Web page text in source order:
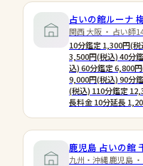
占いの館ルーナ
関西 大阪 ・ 占い師
10分鑑定 1,300円(
3,500円(税込) 40分
込) 60分鑑定 6,800
9,000円(税込) 90分
(税込) 110分鑑定
長料金 10分延長
鹿児島 占いの館
九州・沖縄 鹿児島